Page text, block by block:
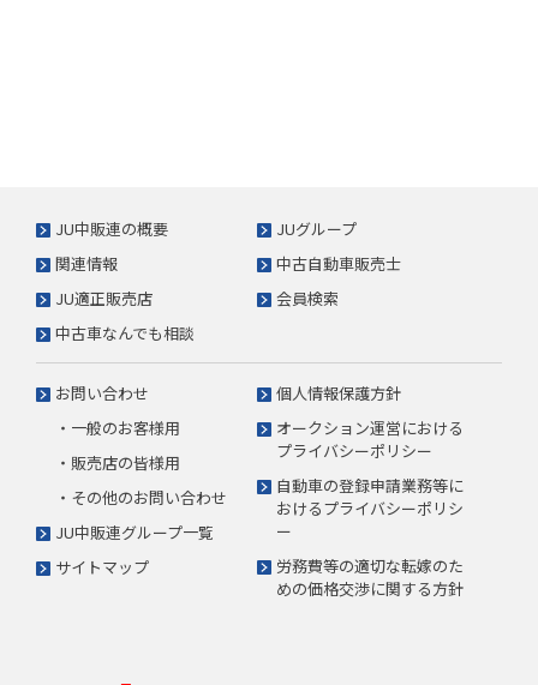
JU中販連の概要
JUグループ
関連情報
中古自動車販売士
JU適正販売店
会員検索
中古車なんでも相談
お問い合わせ
・一般のお客様用
・販売店の皆様用
・その他のお問い合わせ
JU中販連グループ一覧
サイトマップ
個人情報保護方針
オークション運営における
プライバシーポリシー
自動車の登録申請業務等に
おけるプライバシーポリシ
ー
労務費等の適切な転嫁のた
めの価格交渉に関する方針